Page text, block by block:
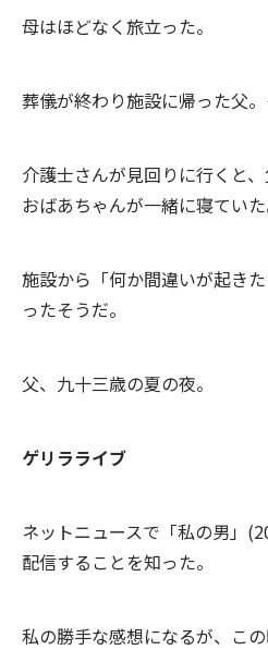
母はほどなく旅立った。
葬儀が終わり施設に帰った父。
介護士さんが見回りに行くと
おばあちゃんが一緒に寝ていた
施設から「何か間違いが起き
ったそうだ。
父、九十三歳の夏の夜。
ゲリラライブ
ネットニュースで「私の男」
配信することを知った。
私の勝手な感想になるが、こ